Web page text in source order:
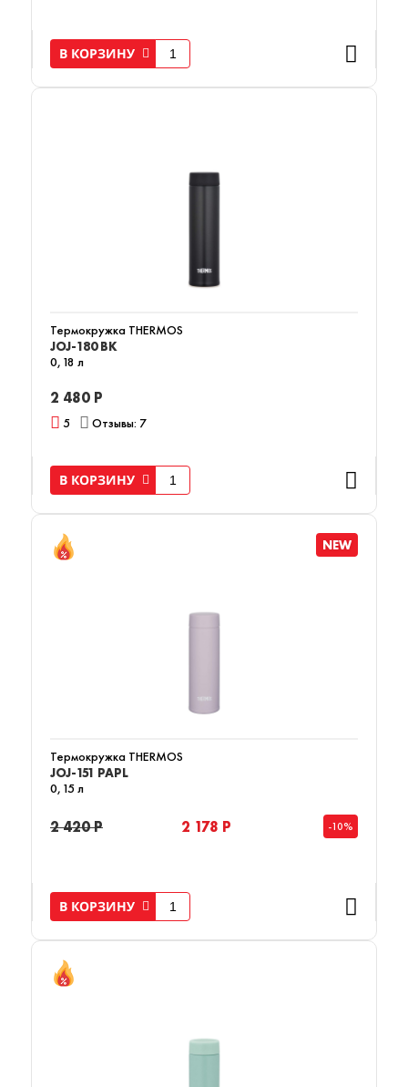
В КОРЗИНУ
Термокружка THERMOS
JOJ-180 BK
0,18 л
2 480 Р
5 Отзывы: 7
В КОРЗИНУ
NEW
Термокружка THERMOS
JOJ-151 PAPL
0,15 л
2 420 Р 2 178 Р -10%
В КОРЗИНУ